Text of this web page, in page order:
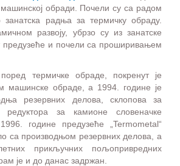
машинској обради. Почели су са радом
занатска радња за термичку обраду.
развоју, убрзо су из занатске
и почели са проширивањем
термичке обраде, покренут је
машинске обраде, а 1994. године је
резервних делова, склопова за
за камионе словеначке
године предузеће „Termometal“
са производњом резервних делова, а
прикључних пољопривредних
је и до данас задржан.